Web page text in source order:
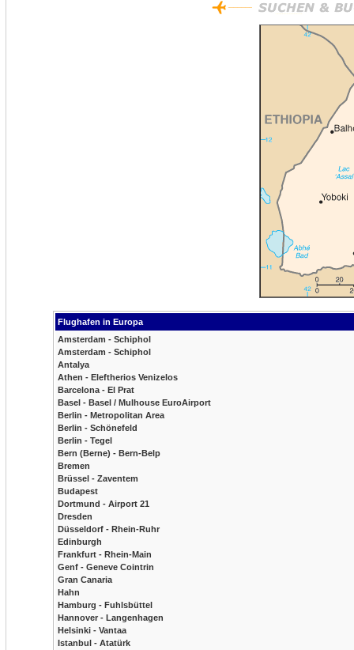
Flughafen in Europa
Amsterdam - Schiphol
Amsterdam - Schiphol
Antalya
Athen - Eleftherios Venizelos
Barcelona - El Prat
Basel - Basel / Mulhouse EuroAirport
Berlin - Metropolitan Area
Berlin - Schönefeld
Berlin - Tegel
Bern (Berne) - Bern-Belp
Bremen
Brüssel - Zaventem
Budapest
Dortmund - Airport 21
Dresden
Düsseldorf - Rhein-Ruhr
Edinburgh
Frankfurt - Rhein-Main
Genf - Geneve Cointrin
Gran Canaria
Hahn
Hamburg - Fuhlsbüttel
Hannover - Langenhagen
Helsinki - Vantaa
Istanbul - Atatürk